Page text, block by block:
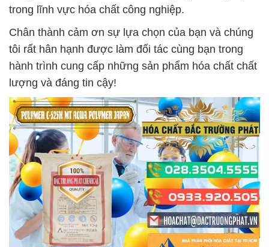
trong lĩnh vực hóa chất công nghiệp.
Chân thành cảm ơn sự lựa chọn của bạn và chúng
tôi rất hân hạnh được làm đối tác cùng bạn trong
hành trình cung cấp những sản phẩm hóa chất chất
lượng và đáng tin cậy!